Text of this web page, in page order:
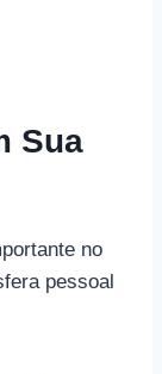
Sua
no
pessoal